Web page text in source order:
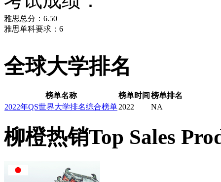
雅思总分：6.50
雅思单科要求：6
全球大学排名
榜单名称 榜单时间 榜单排名
2022年QS世界大学排名综合榜单2022 NA
柳橙热销Top Sales